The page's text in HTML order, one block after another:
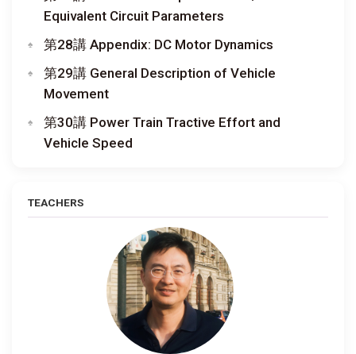
Equivalent Circuit Parameters
第28講 Appendix: DC Motor Dynamics
第29講 General Description of Vehicle
Movement
第30講 Power Train Tractive Effort and
Vehicle Speed
TEACHERS